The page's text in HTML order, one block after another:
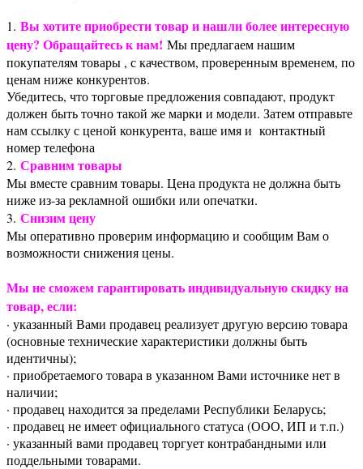
1. Вы хотите приобрести товар и нашли более интересную
цену? Обращайтесь к нам! Мы предлагаем нашим
покупателям товары , с качеством, проверенным временем, по
ценам ниже конкурентов.
Убедитесь, что торговые предложения совпадают, продукт
должен быть точно такой же марки и модели. Затем отправьте
нам ссылку с ценой конкурента, ваше имя и контактный
номер телефона
2. Сравним товары
Мы вместе сравним товары. Цена продукта не должна быть
ниже из-за рекламной ошибки или опечатки.
3. Снизим цену
Мы оперативно проверим информацию и сообщим Вам о
возможности снижения цены.
Мы не сможем гарантировать индивидуальную скидку на
товар, если:
· указанный Вами продавец реализует другую версию товара
(основные технические характеристики должны быть
идентичны);
· приобретаемого товара в указанном Вами источнике нет в
наличии;
· продавец находится за пределами Республики Беларусь;
· продавец не имеет официального статуса (ООО, ИП и т.п.)
· указанный вами продавец торгует контрабандными или
поддельными товарами.